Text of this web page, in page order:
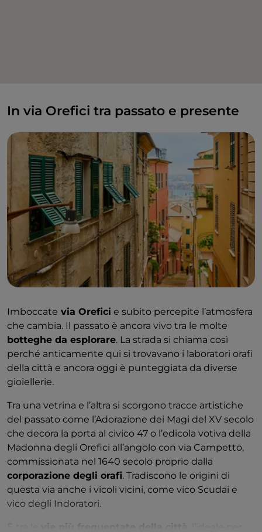
In via Orefici tra passato e presente
Imboccate via Orefici e subito percepite l’atmosfera
che cambia. Il passato è ancora vivo tra le molte
botteghe da esplorare. La strada si chiama così
perché anticamente qui si trovavano i laboratori orafi
della città e ancora oggi è punteggiata da diverse
gioiellerie.
Tra una vetrina e l’altra si scorgono tracce artistiche
del passato come l’Adorazione dei Magi del XV secolo
che decora la porta al civico 47 o l’edicola votiva della
Madonna degli Orefici all’angolo con via Campetto,
commissionata nel 1640 secolo proprio dalla
corporazione degli orafi. Tradiscono le origini di
questa via anche i vicoli vicini, come vico Scudai e
vico degli Indoratori.
vie più frequentate della città